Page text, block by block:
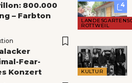
4
ROTTWEIL
800.000
– Farbton
KULTUR
Fear-
Konzert